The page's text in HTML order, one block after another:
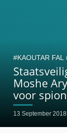
Moshe
voor
13 September 2018
KAOUTAR FAL